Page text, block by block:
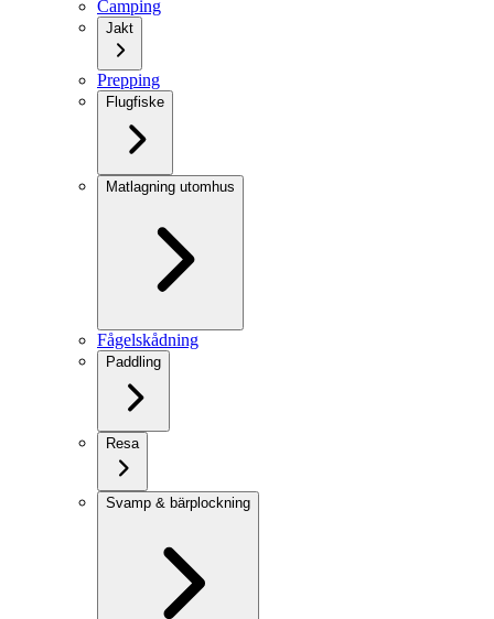
Camping
Jakt
Prepping
Flugfiske
Matlagning utomhus
Fågelskådning
Paddling
Resa
Svamp & bärplockning